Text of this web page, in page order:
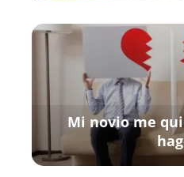
Mi novio me